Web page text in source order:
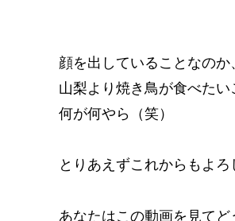
顔を出していることなのか
山梨より焼き鳥が食べたい
何が何やら（笑）
とりあえずこれからもよ
あなたはこの動画を見てど